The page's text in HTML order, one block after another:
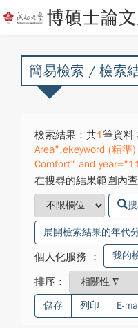
簡易檢索 / 檢索
檢索結果：共1筆資料
Area".ekeyword (精準
Comfort" and
在搜尋的結果範圍內查
展開檢索結果的年代
個人化服務 ： 我的
排序：
儲存 列印 E-